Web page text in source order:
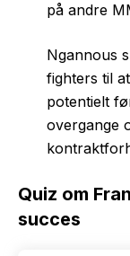
på andre
Ngannous
fighters til
potentielt
overgange
Quiz om
succes